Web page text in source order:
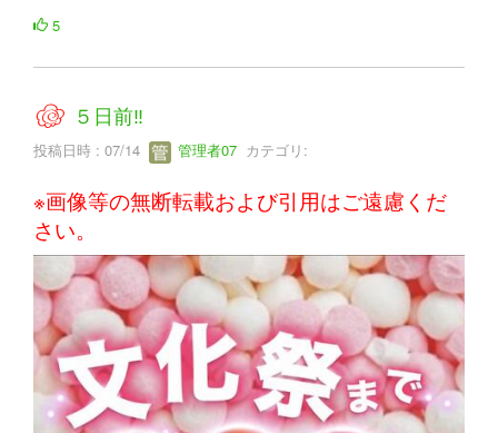
5
５日前‼
投稿日時 : 07/14 管理者07 カテゴリ:
※画像等の無断転載および引用はご遠慮くだ
さい。